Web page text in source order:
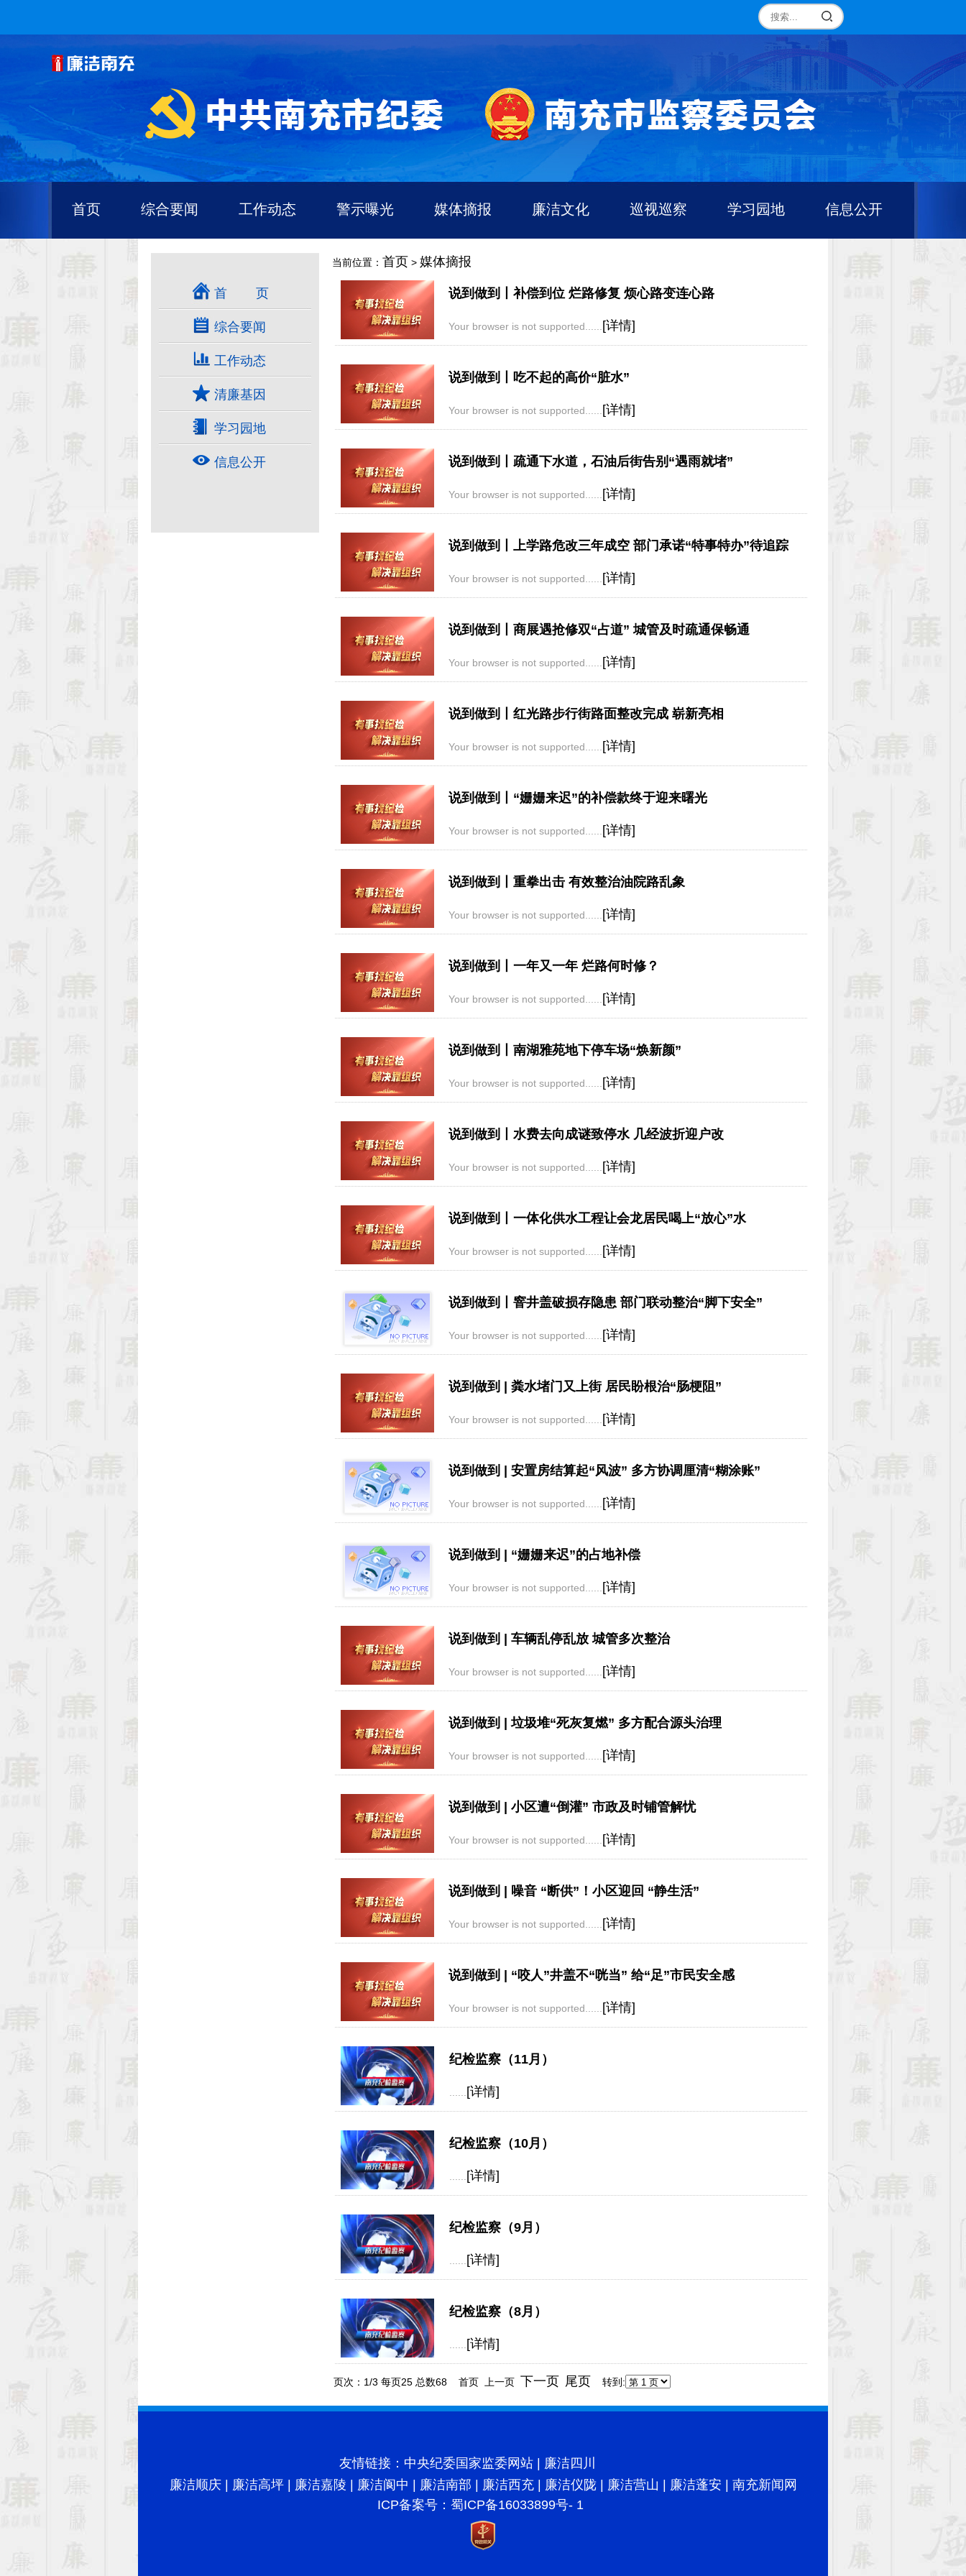
首页 综合要闻 工作动态 警示曝光 媒体摘报 廉洁文化 巡视巡察 学习园地 信息公开
首 页
综合要闻
工作动态
清廉基因
学习园地
信息公开
当前位置： 首页 > 媒体摘报
说到做到丨补偿到位 烂路修复 烦心路变连心路
Your browser is not supported...... [详情]
说到做到丨吃不起的高价“脏水”
Your browser is not supported...... [详情]
说到做到丨疏通下水道，石油后街告别“遇雨就堵”
Your browser is not supported...... [详情]
说到做到丨上学路危改三年成空 部门承诺“特事特办”待追踪
Your browser is not supported...... [详情]
说到做到丨商展遇抢修双“占道” 城管及时疏通保畅通
Your browser is not supported...... [详情]
说到做到丨红光路步行街路面整改完成 崭新亮相
Your browser is not supported...... [详情]
说到做到丨“姗姗来迟”的补偿款终于迎来曙光
Your browser is not supported...... [详情]
说到做到丨重拳出击 有效整治油院路乱象
Your browser is not supported...... [详情]
说到做到丨一年又一年 烂路何时修？
Your browser is not supported...... [详情]
说到做到丨南湖雅苑地下停车场“焕新颜”
Your browser is not supported...... [详情]
说到做到丨水费去向成谜致停水 几经波折迎户改
Your browser is not supported...... [详情]
说到做到丨一体化供水工程让会龙居民喝上“放心”水
Your browser is not supported...... [详情]
说到做到丨窨井盖破损存隐患 部门联动整治“脚下安全”
Your browser is not supported...... [详情]
说到做到 | 粪水堵门又上街 居民盼根治“肠梗阻”
Your browser is not supported...... [详情]
说到做到 | 安置房结算起“风波” 多方协调厘清“糊涂账”
Your browser is not supported...... [详情]
说到做到 | “姗姗来迟”的占地补偿
Your browser is not supported...... [详情]
说到做到 | 车辆乱停乱放 城管多次整治
Your browser is not supported...... [详情]
说到做到 | 垃圾堆“死灰复燃” 多方配合源头治理
Your browser is not supported...... [详情]
说到做到 | 小区遭“倒灌” 市政及时铺管解忧
Your browser is not supported...... [详情]
说到做到 | 噪音 “断供”！小区迎回 “静生活”
Your browser is not supported...... [详情]
说到做到 | “咬人”井盖不“咣当” 给“足”市民安全感
Your browser is not supported...... [详情]
纪检监察（11月）
[详情]
纪检监察（10月）
[详情]
纪检监察（9月）
[详情]
纪检监察（8月）
[详情]
页次：1/3 每页25 总数68 首页 上一页 下一页 尾页 转到:
友情链接： 中央纪委国家监委网站
廉洁四川
廉洁顺庆| 廉洁高坪| 廉洁嘉陵 廉洁阆中 廉洁南部 廉洁西充| 廉洁仪陇| 廉洁营山 廉洁蓬安
南充新闻网
ICP备案号： 蜀ICP备16033899号- 1